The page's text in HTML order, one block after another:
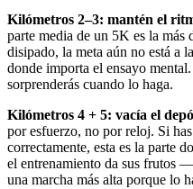
Kilómetros 2–3: mantén el
parte media de un 5K es la más
disipado, la meta aún no está a
donde importa el ensayo
sorprenderás cuando lo haga.
Kilómetros 4 + 5: vacía el
por esfuerzo, no por reloj. Si
correctamente, esta es la parte
el entrenamiento da sus frutos
una marcha más alta porque lo